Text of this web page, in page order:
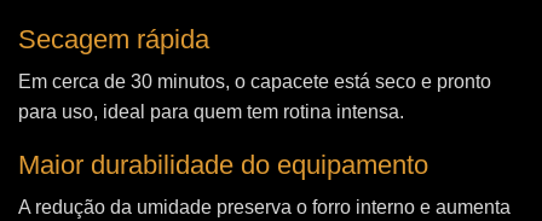
Secagem rápida
Em cerca de 30 minutos, o capacete está seco e pronto
para uso, ideal para quem tem rotina intensa.
Maior durabilidade do equipamento
A redução da umidade preserva o forro interno e aumenta